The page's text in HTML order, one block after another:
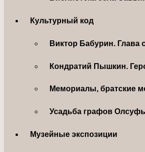
Культурный код
Виктор Бабурин. Глава
Кондратий Пышкин.
Мемориалы, братские
Усадьба графов
Музейные экспозиции